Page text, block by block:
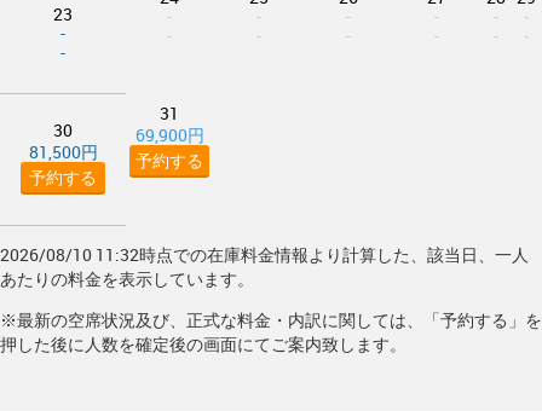
23
-
-
-
-
-
-
-
-
-
-
-
-
-
-
30
81,500円
予約する
31
69,900円
予約する
2026/08/10 11:32時点での在庫料金情報より計算した、該当日、一人
あたりの料金を表示しています。
※最新の空席状況及び、正式な料金・内訳に関しては、「予約する」を
押した後に人数を確定後の画面にてご案内致します。